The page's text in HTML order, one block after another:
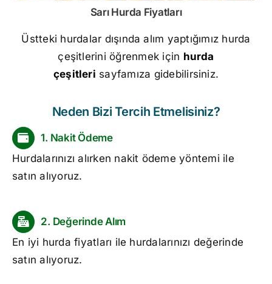
Sarı Hurda Fiyatları
Üstteki hurdalar dışında alım yaptığımız hurda
çeşitlerini öğrenmek için hurda
çeşitleri sayfamıza gidebilirsiniz.
Neden Bizi Tercih Etmelisiniz?
1. Nakit Ödeme
Hurdalarınızı alırken nakit ödeme yöntemi ile
satın alıyoruz.
2. Değerinde Alım
En iyi hurda fiyatları ile hurdalarınızı değerinde
satın alıyoruz.